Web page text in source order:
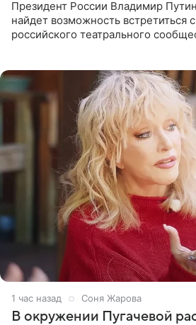
Президент России Владимир
найдет возможность встретиться
российского театрального
1 час назад Соня Жарова
В окружении Пугачевой